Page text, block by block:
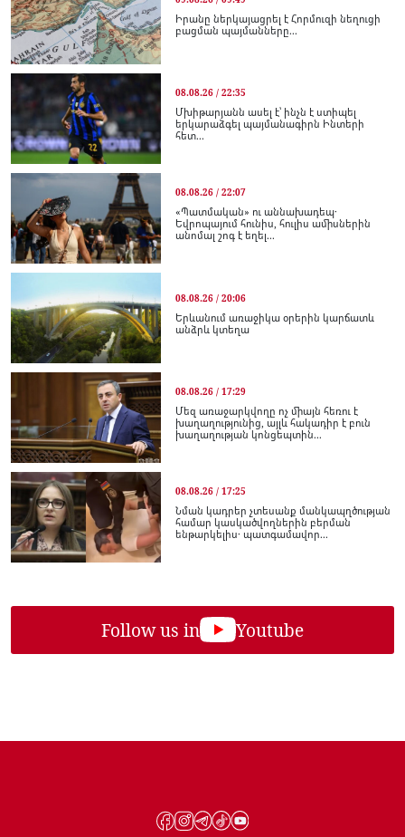
Իրանը ներկայացրել է Հորմուզի նեղուցի
բացման պայմանները...
08.08.26 / 22:35
Մխիթարյանն ասել է՝ ինչն է ստիպել
երկարաձգել պայմանագիրն Ինտերի
հետ...
08.08.26 / 22:07
«Պատմական» ու աննախադեպ․
Եվրոպայում հունիս, հուլիս ամիսներին
անոմալ շոգ է եղել...
08.08.26 / 20:06
Երևանում առաջիկա օրերին կարճատև
անձրև կտեղա
08.08.26 / 17:29
Մեզ առաջարկվողը ոչ միայն հեռու է
խաղաղությունից, այլև հակադիր է բուն
խաղաղության կոնցեպտին...
08.08.26 / 17:25
Նման կադրեր չտեսանք մանկապղծության
համար կասկածվողներին բերման
ենթարկելիս․ պատգամավոր...
Follow us in Youtube